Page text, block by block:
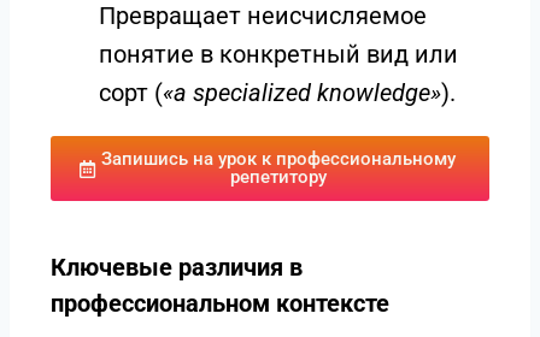
Превращает неисчисляемое
понятие в конкретный вид или
сорт («a specialized knowledge»).
Запишись на урок к профессиональному
репетитору
Ключевые различия в
профессиональном контексте